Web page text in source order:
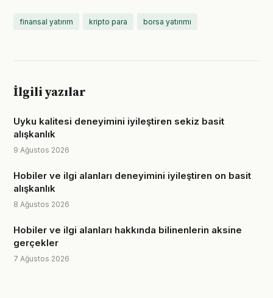
finansal yatırım kripto para borsa yatırımı
İlgili yazılar
Uyku kalitesi deneyimini iyileştiren sekiz basit
alışkanlık
9 Ağustos 2026
Hobiler ve ilgi alanları deneyimini iyileştiren on basit
alışkanlık
8 Ağustos 2026
Hobiler ve ilgi alanları hakkında bilinenlerin aksine
gerçekler
7 Ağustos 2026